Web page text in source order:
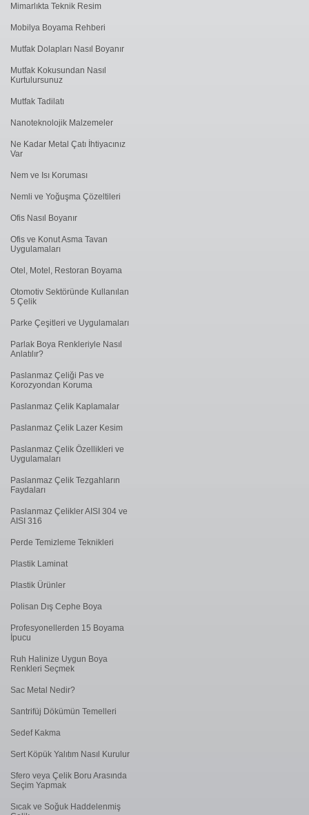
Mimarlıkta Teknik Resim
Mobilya Boyama Rehberi
Mutfak Dolapları Nasıl Boyanır
Mutfak Kokusundan Nasıl
Kurtulursunuz
Mutfak Tadilatı
Nanoteknolojik Malzemeler
Ne Kadar Metal Çatı İhtiyacınız
Var
Nem ve Isı Koruması
Nemli ve Yoğuşma Çözeltileri
Ofis Nasıl Boyanır
Ofis ve Konut Asma Tavan
Uygulamaları
Otel, Motel, Restoran Boyama
Otomotiv Sektöründe Kullanılan
5 Çelik
Parke Çeşitleri ve Uygulamaları
Parlak Boya Renkleriyle Nasıl
Anlatılır?
Paslanmaz Çeliği Pas ve
Korozyondan Koruma
Paslanmaz Çelik Kaplamalar
Paslanmaz Çelik Lazer Kesim
Paslanmaz Çelik Özellikleri ve
Uygulamaları
Paslanmaz Çelik Tezgahların
Faydaları
Paslanmaz Çelikler AISI 304 ve
AISI 316
Perde Temizleme Teknikleri
Plastik Laminat
Plastik Ürünler
Polisan Dış Cephe Boya
Profesyonellerden 15 Boyama
İpucu
Ruh Halinize Uygun Boya
Renkleri Seçmek
Sac Metal Nedir?
Santrifüj Dökümün Temelleri
Sedef Kakma
Sert Köpük Yalıtım Nasıl Kurulur
Sfero veya Çelik Boru Arasında
Seçim Yapmak
Sıcak ve Soğuk Haddelenmiş